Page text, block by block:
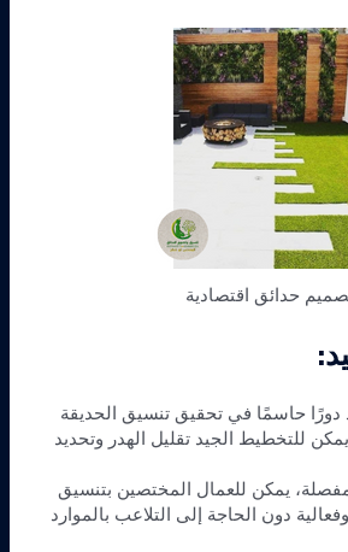
حدائق اقتصادية
دورًا حاسمًا في تحقيق تنسيق الحديقة
للتخطيط الجيد تقليل الهدر وتحديد
يمكن للعمال المختصين بتنسيق
دون الحاجة إلى التلاعب بالموارد